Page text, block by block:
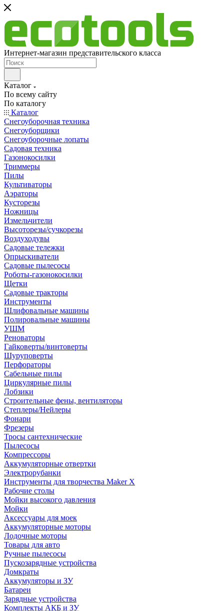
Интернет-магазин представительского класса
Каталог
По всему сайту
По каталогу
Каталог
Снегоуборочная техника
Снегоуборщики
Снегоуборочные лопаты
Садовая техника
Газонокосилки
Триммеры
Пилы
Культиваторы
Аэраторы
Кусторезы
Ножницы
Измельчители
Высоторезы/сучкорезы
Воздуходувы
Садовые тележки
Опрыскиватели
Садовые пылесосы
Роботы-газонокосилки
Щетки
Садовые тракторы
Инструменты
Шлифовальные машины
Полировальные машины
УШМ
Реноваторы
Гайковерты/винтоверты
Шуруповерты
Перфораторы
Сабельные пилы
Циркулярные пилы
Лобзики
Строительные фены, вентиляторы
Степлеры/Нейлеры
Фонари
Фрезеры
Тросы сантехнические
Пылесосы
Компрессоры
Аккумуляторные отвертки
Электрорубанки
Инструменты для творчества Maker X
Рабочие столы
Мойки высокого давления
Мойки
Аксессуары для моек
Аккумуляторные моторы
Лодочные моторы
Товары для авто
Ручные пылесосы
Пускозарядные устройства
Домкраты
Аккумуляторы и ЗУ
Батареи
Зарядные устройства
Комплекты АКБ и ЗУ